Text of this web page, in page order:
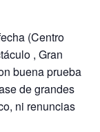
(Centro
, Gran
buena prueba
de grandes
ni renuncias